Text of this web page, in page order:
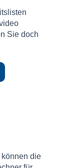
Sie doch
die